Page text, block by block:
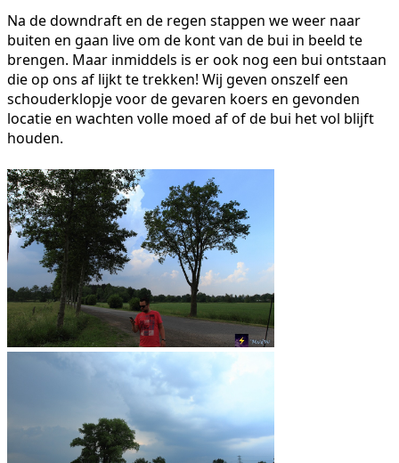
Na de downdraft en de regen stappen we weer naar
buiten en gaan live om de kont van de bui in beeld te
brengen. Maar inmiddels is er ook nog een bui ontstaan
die op ons af lijkt te trekken! Wij geven onszelf een
schouderklopje voor de gevaren koers en gevonden
locatie en wachten volle moed af of de bui het vol blijft
houden.